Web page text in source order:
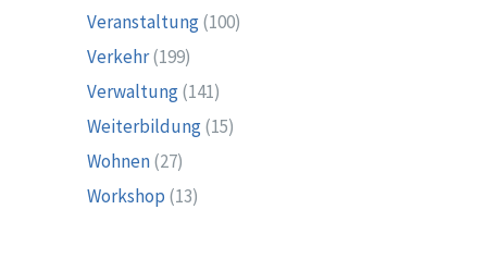
Veranstaltung(100)
Verkehr(199)
Verwaltung(141)
Weiterbildung(15)
Wohnen(27)
Workshop (13)